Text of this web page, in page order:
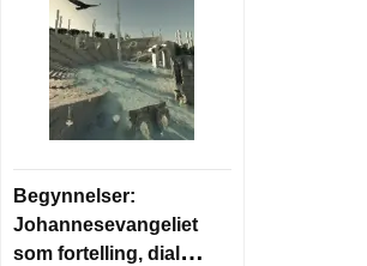
Begynnelser:
Johannesevangeliet
som fortelling, dialog